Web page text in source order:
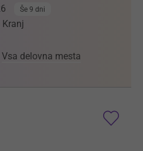
Še 9 dni
Vsa delovna mesta